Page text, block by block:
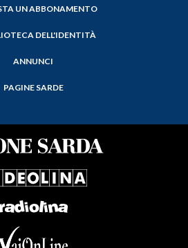
UN ABBONAMENTO
DELL'IDENTITÀ
ANNUNCI
PAGINE SARDE